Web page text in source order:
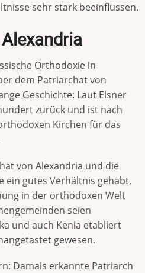
sehr stark beeinflussen.
Orthodoxie in
dem Patriarchat von
Geschichte: Laut Elsner
zurück und ist nach
Kirchen für das
von Alexandria und die
ein gutes Verhältnis gehabt,
in der orthodoxen Welt
seien
und auch Kenia etabliert
gewesen.
Damals erkannte Patriarch